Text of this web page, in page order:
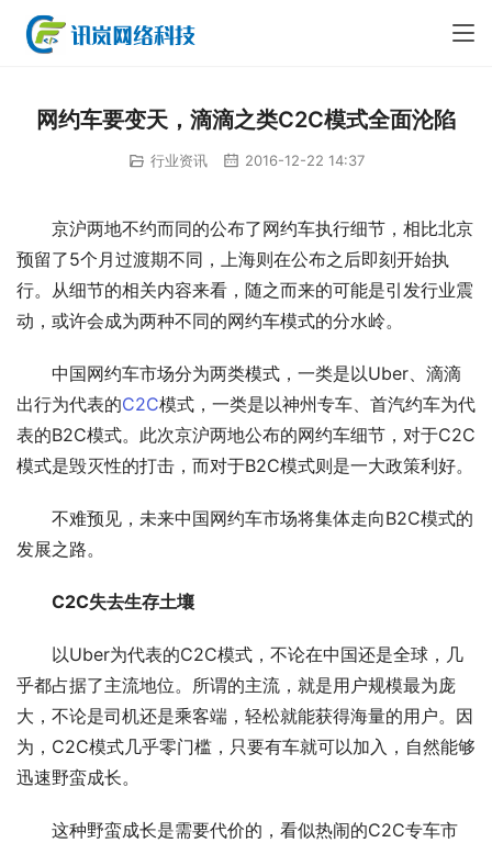
网约车要变天，滴滴之类C2C模式全面沦陷
行业资讯 2016-12-22 14:37
京沪两地不约而同的公布了网约车执行细节，相比北京
预留了5个月过渡期不同，上海则在公布之后即刻开始执
行。从细节的相关内容来看，随之而来的可能是引发行业震
动，或许会成为两种不同的网约车模式的分水岭。
中国网约车市场分为两类模式，一类是以Uber、滴滴
出行为代表的C2C模式，一类是以神州专车、首汽约车为代
表的B2C模式。此次京沪两地公布的网约车细节，对于C2C
模式是毁灭性的打击，而对于B2C模式则是一大政策利好。
不难预见，未来中国网约车市场将集体走向B2C模式的
发展之路。
C2C失去生存土壤
以Uber为代表的C2C模式，不论在中国还是全球，几
乎都占据了主流地位。所谓的主流，就是用户规模最为庞
大，不论是司机还是乘客端，轻松就能获得海量的用户。因
为，C2C模式几乎零门槛，只要有车就可以加入，自然能够
迅速野蛮成长。
这种野蛮成长是需要代价的，看似热闹的C2C专车市